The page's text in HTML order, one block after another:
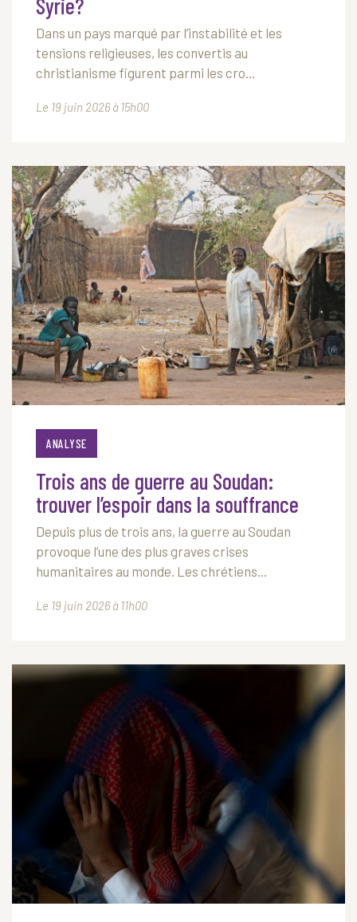
Syrie?
Dans un pays marqué par l’instabilité et les
tensions religieuses, les convertis au
christianisme figurent parmi les cro...
Le 19 juin 2026 à 15h00
ANALYSE
Trois ans de guerre au Soudan:
trouver l’espoir dans la souffrance
Depuis plus de trois ans, la guerre au Soudan
provoque l’une des plus graves crises
humanitaires au monde. Les chrétiens...
Le 19 juin 2026 à 11h00